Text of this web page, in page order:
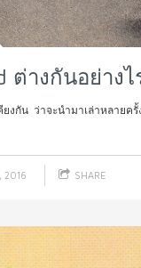
ต่างกันอย่างไ
งกัน ว่าจะนำมาเล่าหลาย
2016 SHARE